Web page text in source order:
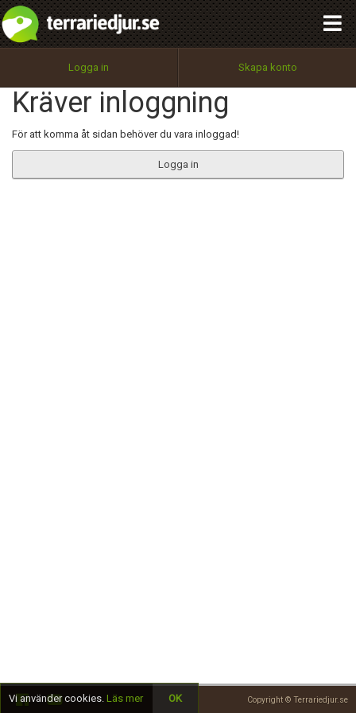
Logga in Skapa konto
Kräver inloggning
För att komma åt sidan behöver du vara inloggad!
Logga in
Copyright © Terrariedjur.se
Utför
100%
OK
integritetspolicy
Namn:
Epost:
Begär nytt lösenord
Tillbaka till förstasidan
Vi använder cookies. Läs mer OK